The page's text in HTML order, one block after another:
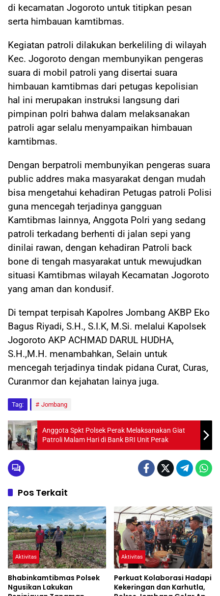
di kecamatan Jogoroto untuk titipkan pesan
serta himbauan kamtibmas.
Kegiatan patroli dilakukan berkeliling di wilayah
Kec. Jogoroto dengan membunyikan pengeras
suara di mobil patroli yang disertai suara
himbauan kamtibmas dari petugas kepolisian
hal ini merupakan instruksi langsung dari
pimpinan polri bahwa dalam melaksanakan
patroli agar selalu menyampaikan himbauan
kamtibmas.
Dengan berpatroli membunyikan pengeras suara
public addres maka masyarakat dengan mudah
bisa mengetahui kehadiran Petugas patroli Polisi
guna mencegah terjadinya gangguan
Kamtibmas lainnya, Anggota Polri yang sedang
patroli terkadang berhenti di jalan sepi yang
dinilai rawan, dengan kehadiran Patroli back
bone di tengah masyarakat untuk mewujudkan
situasi Kamtibmas wilayah Kecamatan Jogoroto
yang aman dan kondusif.
Di tempat terpisah Kapolres Jombang AKBP Eko
Bagus Riyadi, S.H., S.I.K, M.Si. melalui Kapolsek
Jogoroto AKP ACHMAD DARUL HUDHA,
S.H.,M.H. menambahkan, Selain untuk
mencegah terjadinya tindak pidana Curat, Curas,
Curanmor dan kejahatan lainya juga.
Tag: Jombang
Anggota Spkt Polsek Perak Melaksanakan Giat
Patroli Malam Hari di Bank BRI Unit Perak
Pos Terkait
Aktivitas
Bhabinkamtibmas Polsek
Ngusikan Lakukan
Aktivitas
Perkuat Kolaborasi Hadapi
Kekeringan dan Karhutla,